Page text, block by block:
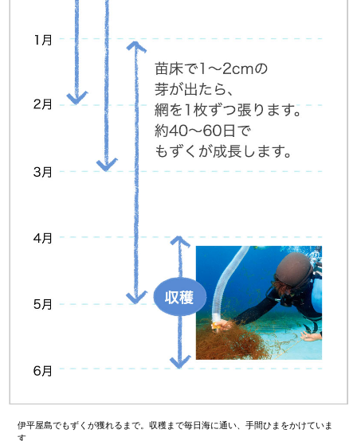
伊平屋島でもずくが獲れるまで。収穫まで毎日海に通い、手間ひまをかけていま
す